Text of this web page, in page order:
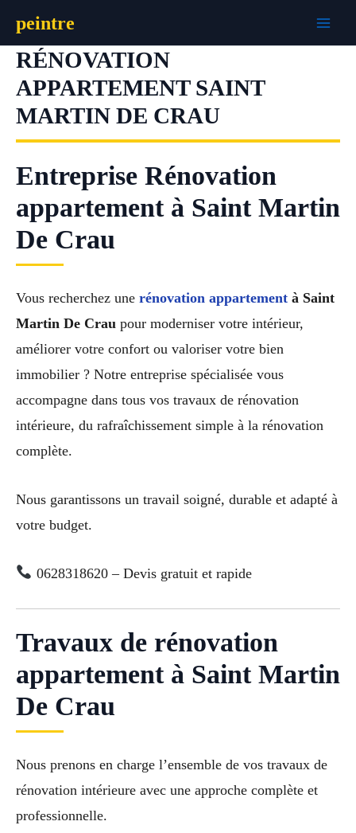
contenu
peintre
RÉNOVATION
APPARTEMENT SAINT
MARTIN DE CRAU
Entreprise Rénovation
appartement à Saint Martin
De Crau
Vous recherchez une rénovation appartement à Saint
Martin De Crau pour moderniser votre intérieur,
améliorer votre confort ou valoriser votre bien
immobilier ? Notre entreprise spécialisée vous
accompagne dans tous vos travaux de rénovation
intérieure, du rafraîchissement simple à la rénovation
complète.
Nous garantissons un travail soigné, durable et adapté à
votre budget.
0628318620 – Devis gratuit et rapide
Travaux de rénovation
appartement à Saint Martin
De Crau
Nous prenons en charge l’ensemble de vos travaux de
rénovation intérieure avec une approche complète et
professionnelle.